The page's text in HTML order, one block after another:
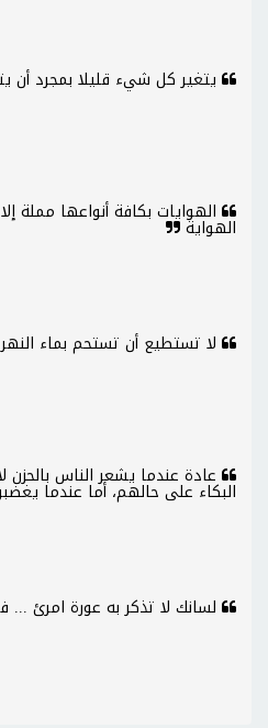
يتغير كل شيء قليلا بمجرد أن
الهوايات بكافة أنواعها مملة
الهواية
لا تستطيع أن تستحم بماء
عادة عندما يشعر الناس بالحزن
البكاء على حالهم، أما عندما
لسانك لا تذكر به عورة امرئ